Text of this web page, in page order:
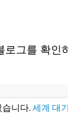
로그를 확인
습니다.세계 대기